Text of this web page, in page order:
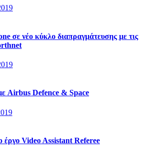
σε νέο κύκλο διαπραγμάτευσης με τις
Airbus Defence & Space
έργο Video Assistant Referee